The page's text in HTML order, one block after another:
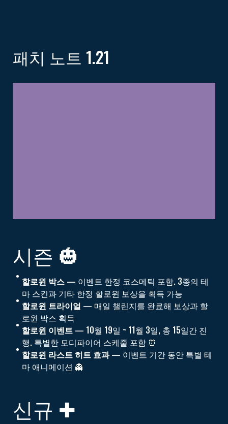
패치 노트 1.21
시즌 🎃
할로윈 박스 — 이벤트 한정 코스메틱 포함. 3종의 테
마 스킨과 기타 한정 할로윈 보상을 획득 가능
할로윈 트라이얼 — 매일 챌린지를 완료해 보상과 할
로윈 박스 획득
할로윈 이벤트 — 10월 19일 ~ 11월 3일, 총 15일간 진
행. 특별한 모디파이어 스케줄 포함 ⏰
할로윈 라스트 히트 효과— 이벤트 기간 동안 특별 테
마 애니메이션 👻
신규 ✚